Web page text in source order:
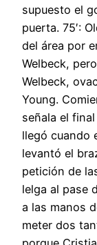
supuesto el
puerta. 75′:
del área por
Welbeck,
Welbeck,
Young.
señala el
llegó cuando
levantó el
petición de
lelga al pase
a las manos
meter dos